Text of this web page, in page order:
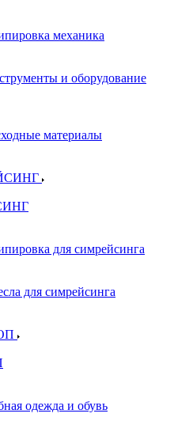
механика
и оборудование
материалы
для симрейсинга
для симрейсинга
одежда и обувь